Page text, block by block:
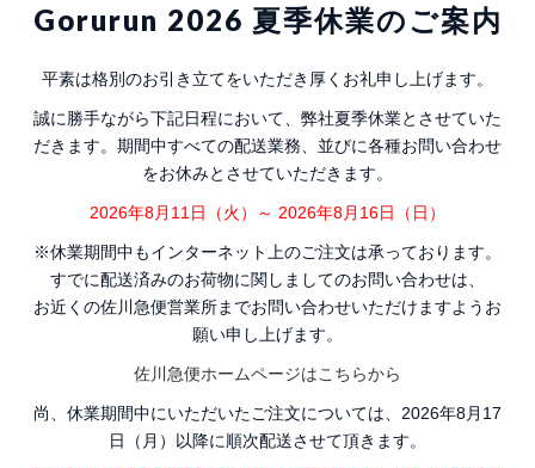
Gorurun 2026 夏季休業のご案内
平素は格別のお引き立てをいただき厚くお礼申し上げます。
誠に勝手ながら下記日程において、弊社夏季休業とさせていた
だきます。期間中すべての配送業務、並びに各種お問い合わせ
をお休みとさせていただきます。
2026年8月11日（火）～ 2026年8月16日（日）
※休業期間中もインターネット上のご注文は承っております。
すでに配送済みのお荷物に関しましてのお問い合わせは、
お近くの佐川急便営業所までお問い合わせいただけますようお
願い申し上げます。
佐川急便ホームページはこちらから
尚、休業期間中にいただいたご注文については、2026年8月17
日（月）以降に順次配送させて頂きます。